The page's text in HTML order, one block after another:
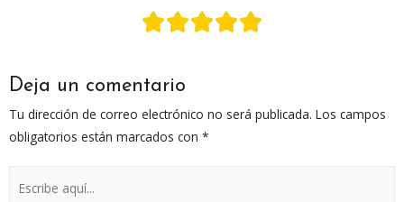
Deja un comentario
Tu dirección de correo electrónico no será publicada. Los campos
obligatorios están marcados con *